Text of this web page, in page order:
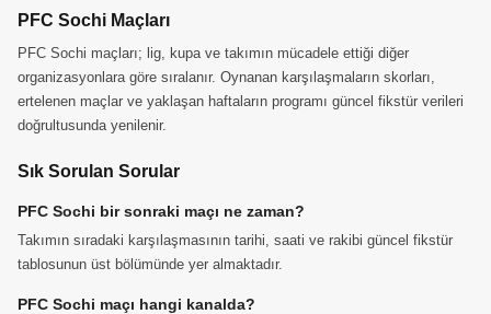
PFC Sochi Maçları
PFC Sochi maçları; lig, kupa ve takımın mücadele ettiği diğer
organizasyonlara göre sıralanır. Oynanan karşılaşmaların skorları,
ertelenen maçlar ve yaklaşan haftaların programı güncel fikstür verileri
doğrultusunda yenilenir.
Sık Sorulan Sorular
PFC Sochi bir sonraki maçı ne zaman?
Takımın sıradaki karşılaşmasının tarihi, saati ve rakibi güncel fikstür
tablosunun üst bölümünde yer almaktadır.
PFC Sochi maçı hangi kanalda?